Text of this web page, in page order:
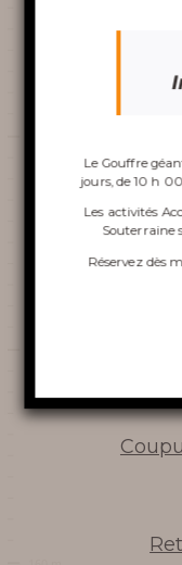
ACCRO
LA
Le Gouffre
jours, de 10 h
Les activités
Souterraine
Réservez dès